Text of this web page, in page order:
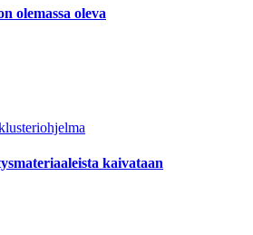
olemassa oleva
kaivataan